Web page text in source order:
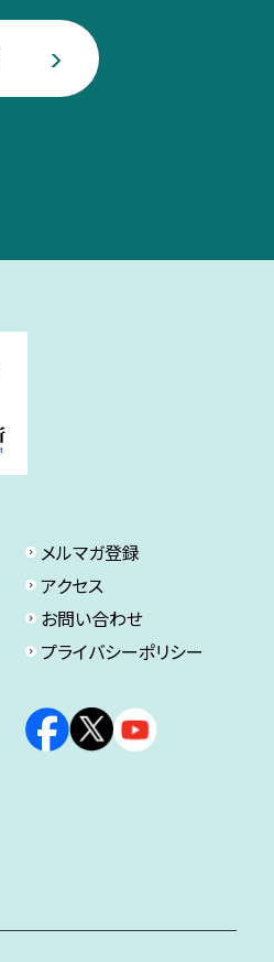
メルマガ登録
アクセス
お問い合わせ
プライバシーポリシー